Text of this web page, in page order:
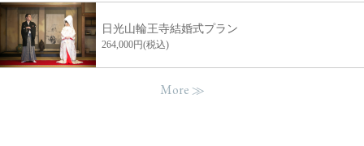
日光山輪王寺結婚式プラン
264,000円(税込)
More